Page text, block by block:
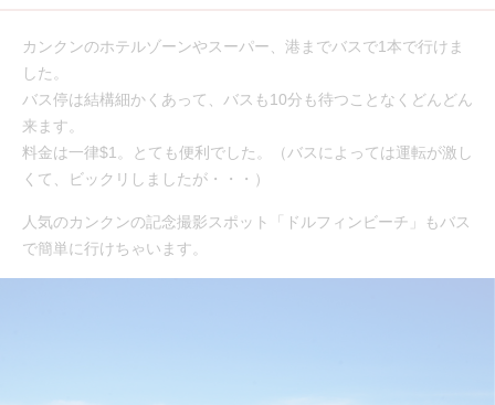
カンクンのホテルゾーンやスーパー、港までバスで1本で行けま
した。
バス停は結構細かくあって、バスも10分も待つことなくどんどん
来ます。
料金は一律$1。とても便利でした。（バスによっては運転が激し
くて、ビックリしましたが・・・）
人気のカンクンの記念撮影スポット「ドルフィンビーチ」もバス
で簡単に行けちゃいます。